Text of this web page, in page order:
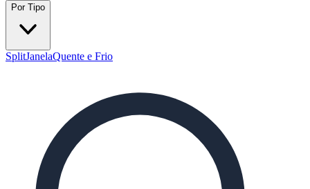
Por Tipo
SplitJanelaQuente e Frio